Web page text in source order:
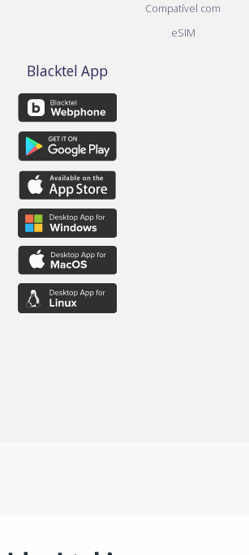
Compatível com
eSIM
Blacktel App